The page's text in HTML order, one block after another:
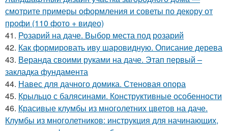
смотрите примеры оформления и советы по декору от
профи (110 фото + видео)
41. Розарий на даче. Выбор места под розарий
42. Как формировать иву шаровидную. Описание дерева
43. Веранда своими руками на даче. Этап первый –
закладка фундамента
44. Навес для дачного домика. Стеновая опора
45. Крыльцо с балясинами. Конструктивные особенности
46. Красивые клумбы из многолетних цветов на даче.
Клумбы из многолетников: инструкция для начинающих,